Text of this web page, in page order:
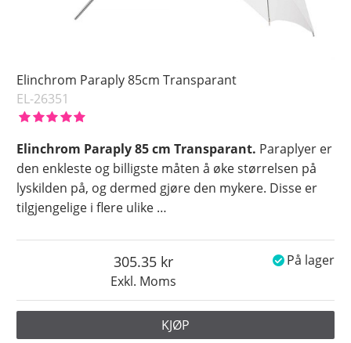
Elinchrom Paraply 85cm Transparant
EL-26351
Elinchrom Paraply 85 cm Transparant. Paraplyer er
den enkleste og billigste måten å øke størrelsen på
lyskilden på, og dermed gjøre den mykere. Disse er
tilgjengelige i flere ulike …
Exkl. Moms
305.35 På lager
KJØP